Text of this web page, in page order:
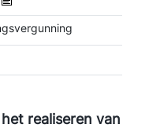
realiseren van